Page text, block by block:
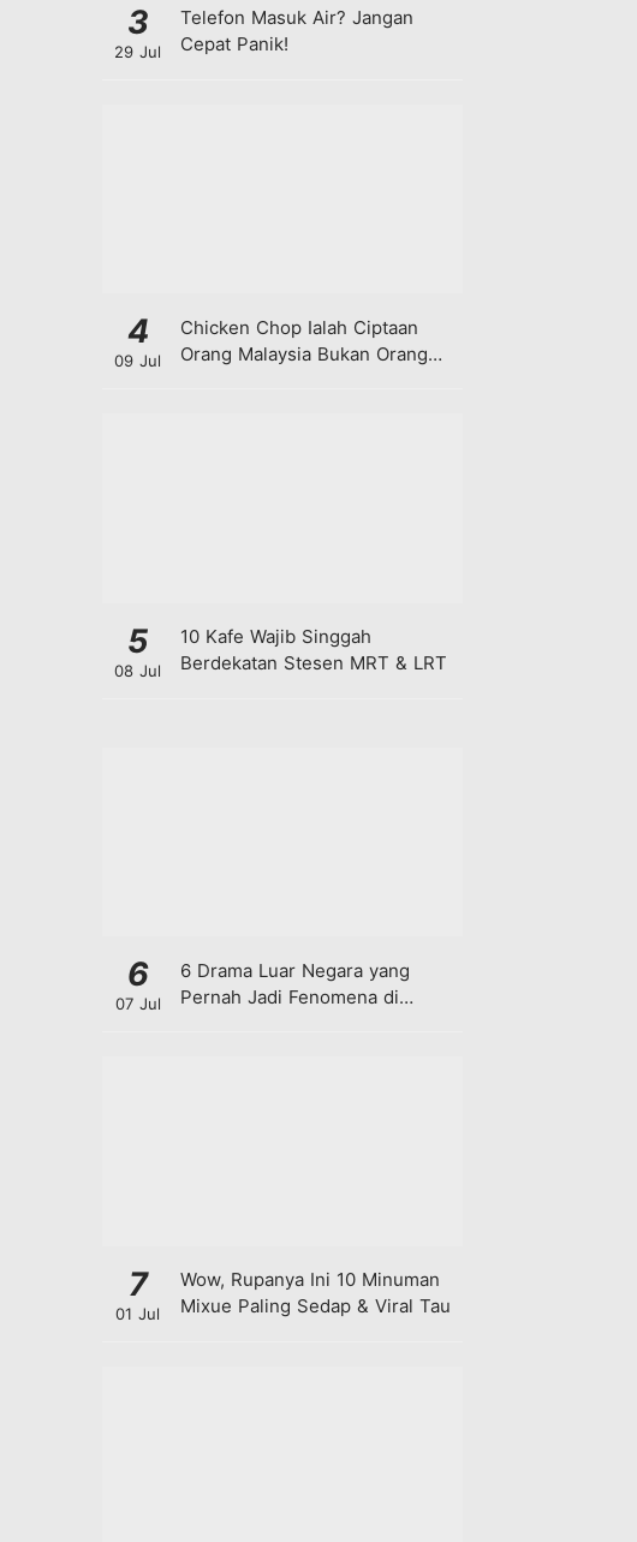
3
29 Jul
Telefon Masuk Air? Jangan
Cepat Panik!
4
09 Jul
Chicken Chop Ialah Ciptaan
Orang Malaysia Bukan Orang
5
08 Jul
10 Kafe Wajib Singgah
Berdekatan Stesen MRT & LRT
6
07 Jul
6 Drama Luar Negara yang
Pernah Jadi Fenomena di
7
01 Jul
Wow, Rupanya Ini 10 Minuman
Mixue Paling Sedap & Viral Tau